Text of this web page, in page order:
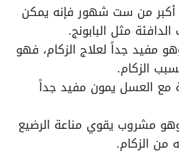
أكبر من ست شهور فإنه يمكن
مثل البابونج.
مفيد جداً لعلاج الزكام، فهو
الزكام.
مع العسل يمون مفيد جداً
مشروب يقوي مناعة الرضيع
الزكام.